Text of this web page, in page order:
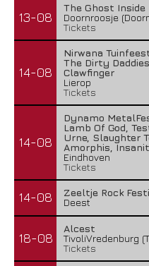
13-08
The Ghost Inside
Doornroosje
Tickets
14-08
Nirwana
The Dirty
Clawfinger
Lierop
Tickets
14-08
Dynamo
Lamb Of God,
Urne, Slaughter
Amorphis,
Eindhoven
Tickets
14-08
Zeeltje Rock
Deest
18-08
Alcest
TivoliVredenburg
Tickets